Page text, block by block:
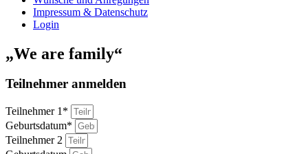
Impressum & Datenschutz
Login
„We are family“
Teilnehmer anmelden
Teilnehmer 1*
Geburtsdatum*
Teilnehmer 2